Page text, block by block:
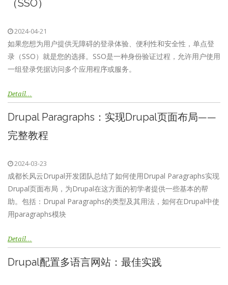
（SSO）
2024-04-21
如果您想为用户提供无障碍的登录体验、便利性和安全性，单点登
录（SSO）就是您的选择。SSO是一种身份验证过程，允许用户使用
一组登录凭据访问多个应用程序或服务。
Detail…
Drupal Paragraphs：实现Drupal页面布局——
完整教程
2024-03-23
成都长风云Drupal开发团队总结了如何使用Drupal Paragraphs实现
Drupal页面布局，为Drupal在这方面的初学者提供一些基本的帮
助。包括：Drupal Paragraphs的类型及其用法，如何在Drupal中使
用paragraphs模块
Detail…
Drupal配置多语言网站：最佳实践